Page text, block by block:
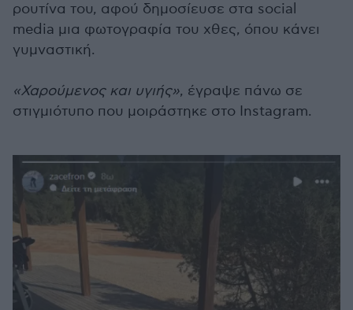
ρουτίνα του, αφού δημοσίευσε στα social
media μια φωτογραφία του χθες, όπου κάνει
γυμναστική.
«Χαρούμενος και υγιής», έγραψε πάνω σε
στιγμιότυπο που μοιράστηκε στο Instagram.